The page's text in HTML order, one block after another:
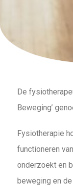
De
Beweging’
Fysiotherapie
functioneren
onderzoekt en
beweging en